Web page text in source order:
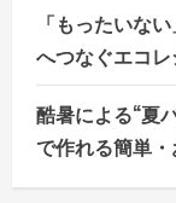
「もったいな
へつなぐエコレ
酷暑による“夏
で作れる簡単